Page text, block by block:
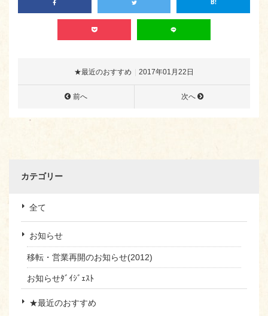
★最近のおすすめ 2017年01月22日
前へ 次へ
カテゴリー
全て
お知らせ
移転・営業再開のお知らせ(2012)
お知らせﾀﾞｲｼﾞｪｽﾄ
★最近のおすすめ